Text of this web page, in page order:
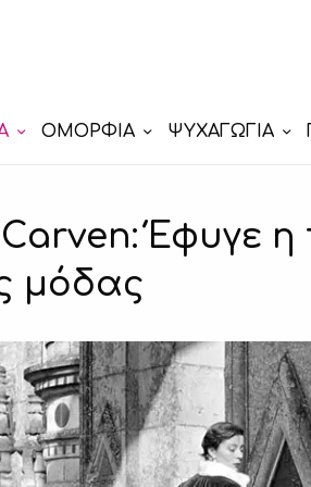
ΟΜΟΡΦΙΑ ΨΥΧΑΓΩΓΙΑ
Έφυγε η
μόδας